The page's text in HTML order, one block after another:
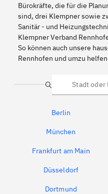
Bürokräfte, die für die
sind, drei Klempner sowie
Sanitär - und
Klempner Verband
So können auch unsere
Rennhofen und umzu
Suche
Berlin
München
Frankfurt am Main
Düsseldorf
Dortmund